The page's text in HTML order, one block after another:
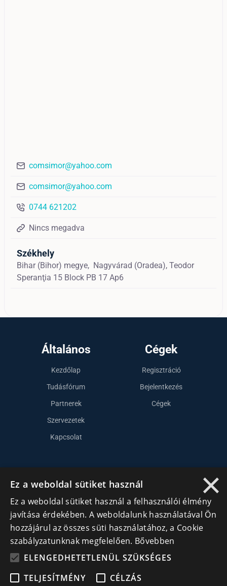
comsimor@yahoo.com
comsimor@yahoo.com
0744 621202
Nincs megadva
Székhely
Bihar (Bihor) megye, Nagyvárad (Oradea), Teodor
Speranţia 15 Block PB 17 Ap6
Általános
Kezdőlap
Tudásfórum
Partnerek
Szervezetek
Kapcsolat
Cégek
Regisztráció
Bejelentkezés
Cégek
+40 740 856 970
×
Ez a weboldal sütiket használ
Ez a weboldal sütiket használ a felhasználói élmény
javítása érdekében. A weboldalunk használatával Ön
hozzájárul az összes süti használatához, a Cookie
szabályzatunknak megfelelően. Bővebben
ELENGEDHETETLENÜL SZÜKSÉGES
TELJESÍTMÉNY
CÉLZÁS